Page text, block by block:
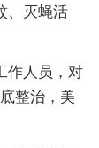
、灭蝇活
作人员，对
整治，美